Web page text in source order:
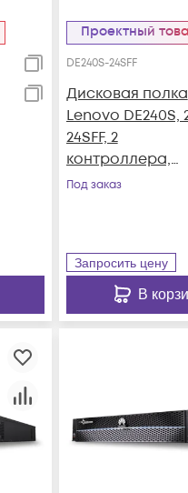
Проектный
DE240S-24SFF
Дисковая полка
Lenovo DE240S,
24SFF, 2
контроллера,
резервируемый
Под заказ
Запросить цену
В